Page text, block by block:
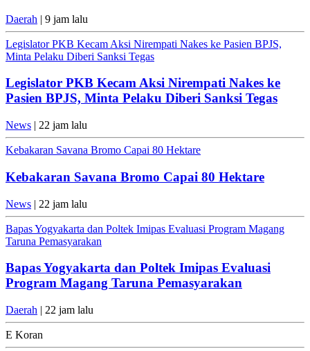
Daerah | 9 jam lalu
Legislator PKB Kecam Aksi Nirempati Nakes ke Pasien BPJS,
Minta Pelaku Diberi Sanksi Tegas
Legislator PKB Kecam Aksi Nirempati Nakes ke
Pasien BPJS, Minta Pelaku Diberi Sanksi Tegas
News | 22 jam lalu
Kebakaran Savana Bromo Capai 80 Hektare
Kebakaran Savana Bromo Capai 80 Hektare
News | 22 jam lalu
Bapas Yogyakarta dan Poltek Imipas Evaluasi Program Magang
Taruna Pemasyarakan
Bapas Yogyakarta dan Poltek Imipas Evaluasi
Program Magang Taruna Pemasyarakan
Daerah | 22 jam lalu
E Koran